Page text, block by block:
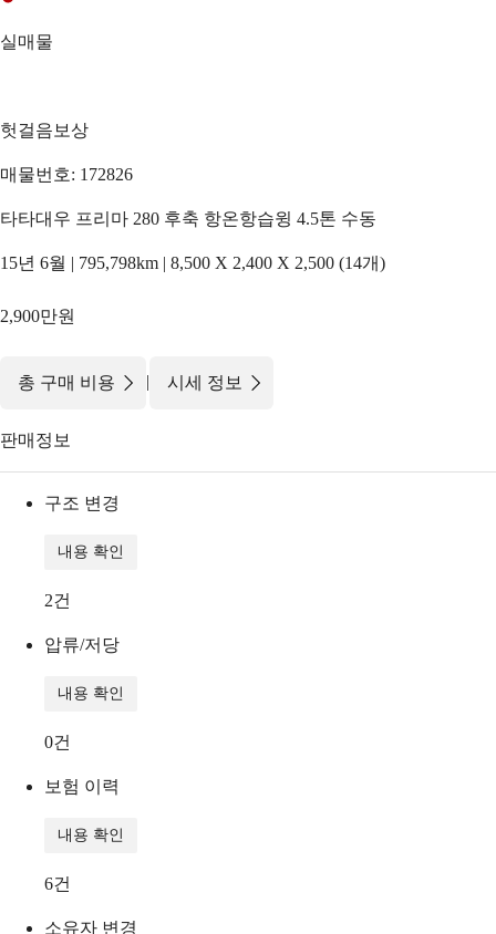
실매물
헛걸음보상
매물번호: 172826
타타대우 프리마 280 후축 항온항습윙 4.5톤 수동
15년 6월 | 795,798km | 8,500 X 2,400 X 2,500 (14개)
2,900만원
총 구매 비용 | 시세 정보
판매정보
구조 변경
내용 확인
2건
압류/저당
내용 확인
0건
보험 이력
내용 확인
6건
소유자 변경